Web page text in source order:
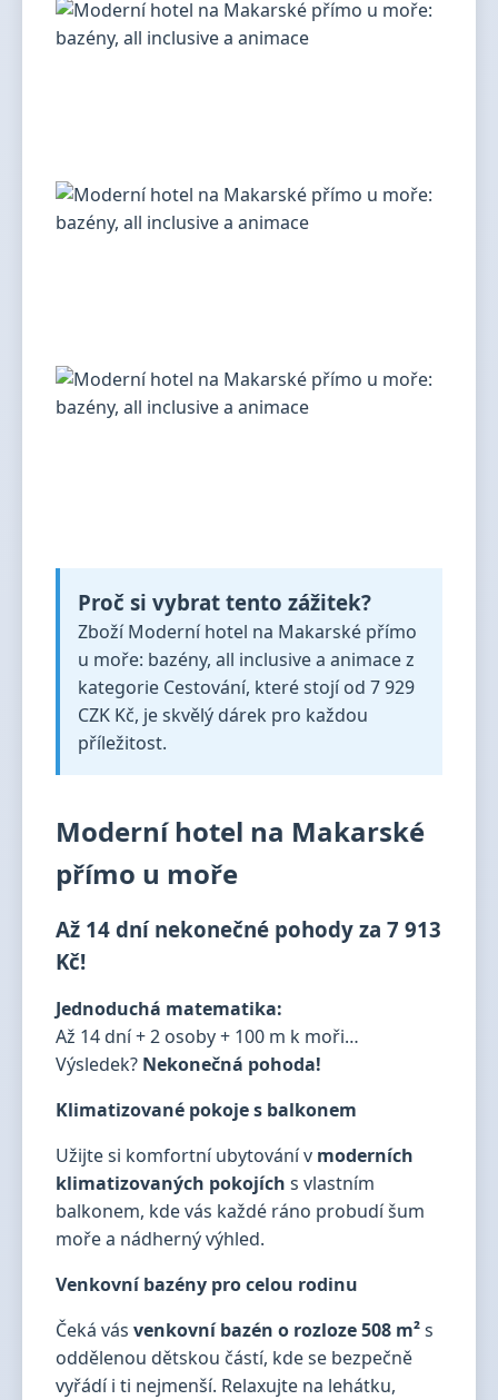
Proč si vybrat tento zážitek?
Zboží Moderní hotel na Makarské přímo
u moře: bazény, all inclusive a animace z
kategorie Cestování, které stojí od 7 929
CZK Kč, je skvělý dárek pro každou
příležitost.
Moderní hotel na Makarské
přímo u moře
Až 14 dní nekonečné pohody za 7 913
Kč!
Jednoduchá matematika:
Až 14 dní + 2 osoby + 100 m k moři…
Výsledek? Nekonečná pohoda!
Klimatizované pokoje s balkonem
Užijte si komfortní ubytování v moderních
klimatizovaných pokojích s vlastním
balkonem, kde vás každé ráno probudí šum
moře a nádherný výhled.
Venkovní bazény pro celou rodinu
Čeká vás venkovní bazén o rozloze 508 m²s
oddělenou dětskou částí, kde se bezpečně
vyřádí i ti nejmenší. Relaxujte na lehátku,